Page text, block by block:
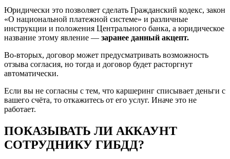
Юридически это позволяет сделать Гражданский кодекс, закон
«О национальной платежной системе» и различные
инструкции и положения Центрального банка, а юридическое
название этому явление — заранее данный акцепт.
Во-вторых, договор может предусматривать возможность
отзыва согласия, но тогда и договор будет расторгнут
автоматически.
Если вы не согласны с тем, что каршеринг списывает деньги с
вашего счёта, то откажитесь от его услуг. Иначе это не
работает.
ПОКАЗЫВАТЬ ЛИ АККАУНТ
СОТРУДНИКУ ГИБДД?